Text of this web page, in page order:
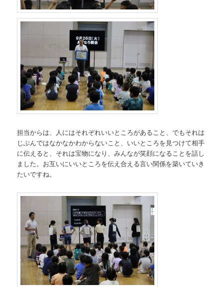
担当からは、人にはそれぞれいいところがあること、でもそれは
じぶんではなかなかわからないこと、いいところを見つけて相手
に伝えると、それは宝物になり、みんなが笑顔になることを話し
ました。お互いにいいところを伝え合える言い関係を築いていき
たいですね。